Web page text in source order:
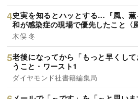
史実を知るとハッとする…『風、
和が感染症の現場で優先したこと〈
木俣 冬
老後になってから「もっと早くし
うこと・ワースト1
ダイヤモンド社書籍編集局